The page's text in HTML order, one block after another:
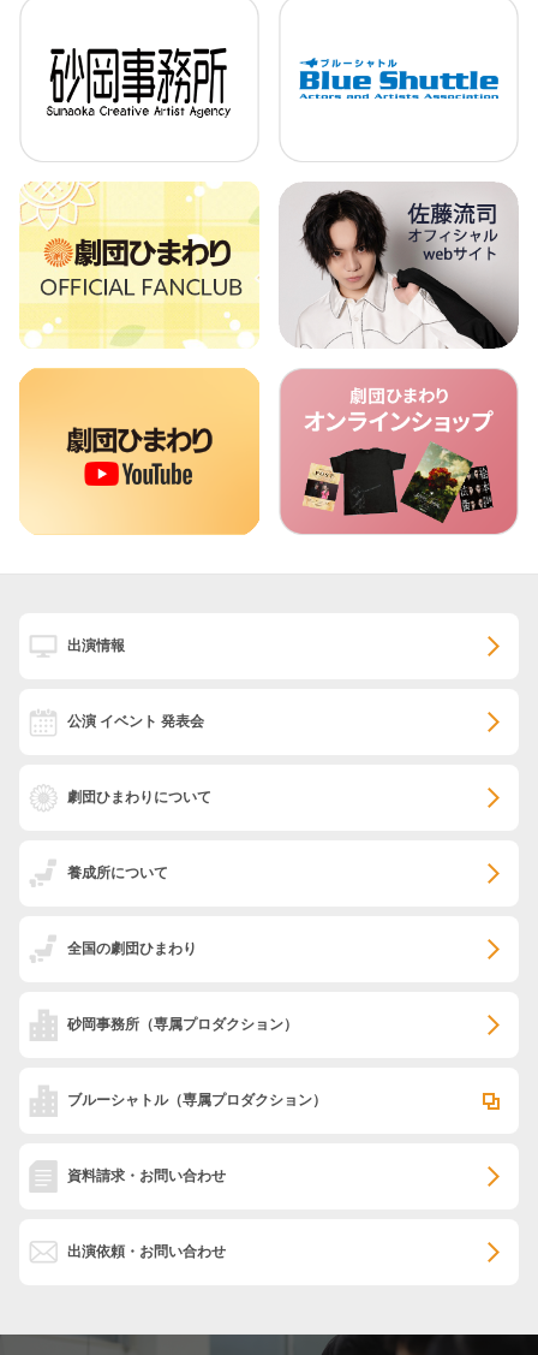
出演情報
公演 イベント 発表会
劇団ひまわりについて
養成所について
全国の劇団ひまわり
砂岡事務所 （専属プロダクション）
ブルーシャトル（専属プロダクション）
資料請求・お問い合わせ
出演依頼・お問い合わせ